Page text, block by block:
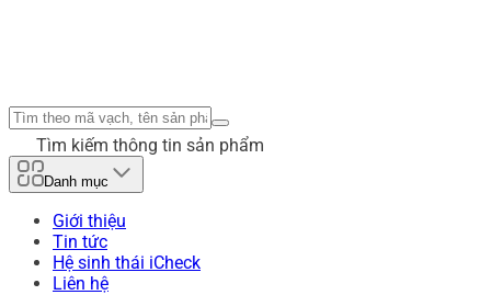
Tìm kiếm thông tin sản phẩm
Danh mục
Giới thiệu
Tin tức
Hệ sinh thái iCheck
Liên hệ